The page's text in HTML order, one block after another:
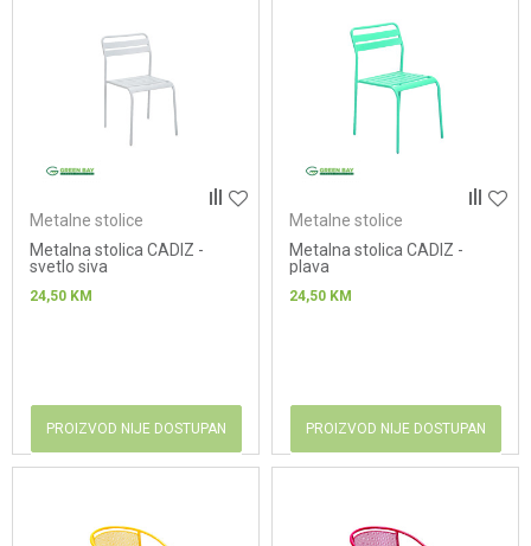
Metalne stolice
Metalna stolica CADIZ -
svetlo siva
24,50 KM
PROIZVOD NIJE DOSTUPAN
Metalne stolice
Metalna stolica CADIZ -
plava
24,50 KM
PROIZVOD NIJE DOSTUPAN